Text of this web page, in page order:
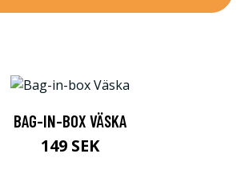
BAG-IN-BOX VÄSKA
149 SEK